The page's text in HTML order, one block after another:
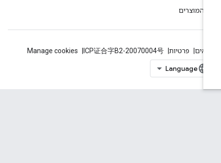
המוצרים
פרטיות ICP证合字B2-20070004号
Manage cookies